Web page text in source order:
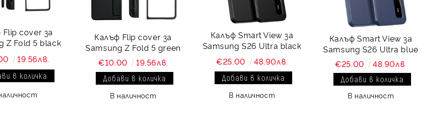
Flip cover за
Z Fold 5 black
19.56лв.
Калъф Flip cover за
Samsung Z Fold 5 green
€10.00
19.56лв.
В наличност
Калъф Smart View за
Samsung S26 Ultra black
€25.00
48.90лв.
В наличност
Калъф Smart View за
Samsung S26 Ultra blue
€25.00
48.90лв.
В наличност